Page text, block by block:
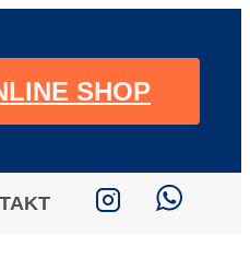
SHOP